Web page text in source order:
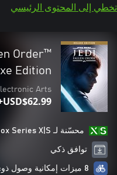
تخطي إلى المحتوى الرئيسي
Order™
Edition
Arts
USD$62.99+
محسّنة لـ Xbox Series X|S
توافق ذكي
8 ميزات إمكانية وصول ذوي الاحتياجات الخاصة